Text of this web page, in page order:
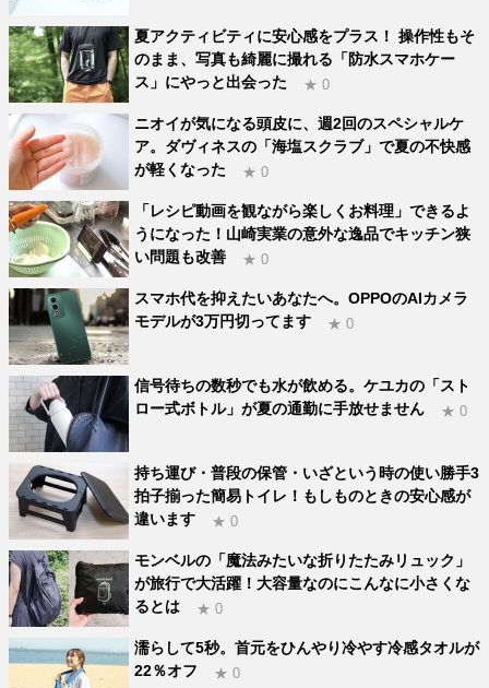
夏アクティビティに安心感をプラス！ 操作性もそ
のまま、写真も綺麗に撮れる「防水スマホケー
ス」にやっと出会った
★ 0
ニオイが気になる頭皮に、週2回のスペシャルケ
ア。ダヴィネスの「海塩スクラブ」で夏の不快感
が軽くなった
★ 0
「レシピ動画を観ながら楽しくお料理」できるよ
うになった！山崎実業の意外な逸品でキッチン狭
い問題も改善
★ 0
スマホ代を抑えたいあなたへ。OPPOのAIカメラ
モデルが3万円切ってます
★ 0
信号待ちの数秒でも水が飲める。ケユカの「スト
ロー式ボトル」が夏の通勤に手放せません
★ 0
持ち運び・普段の保管・いざという時の使い勝手3
拍子揃った簡易トイレ！もしものときの安心感が
違います
★ 0
モンベルの「魔法みたいな折りたたみリュック」
が旅行で大活躍！大容量なのにこんなに小さくな
るとは
★ 0
濡らして5秒。首元をひんやり冷やす冷感タオルが
22％オフ
★ 0